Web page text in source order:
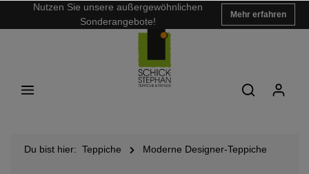
Nutzen Sie unsere außergewöhnlichen
Sonderangebote!
Mehr erfahren
Du bist hier: Teppiche Moderne Designer-Teppiche